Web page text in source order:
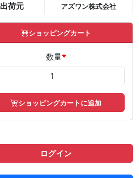
出荷元
アズワン株式会社
ショッピングカート
数量*
ショッピングカートに追加
ログイン